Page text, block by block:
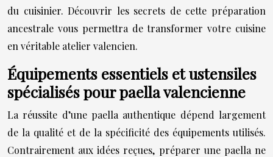
du cuisinier. Découvrir les secrets de cette préparation
ancestrale vous permettra de transformer votre cuisine
en véritable atelier valencien.
Équipements essentiels et ustensiles
spécialisés pour paella valencienne
La réussite d’une paella authentique dépend largement
de la qualité et de la spécificité des équipements utilisés.
Contrairement aux idées reçues, préparer une paella ne